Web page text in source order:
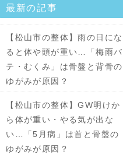
最新の記事
【松山市の整体】雨の日にな
ると体や頭が重い…「梅雨バ
テ・むくみ」は骨盤と背骨の
ゆがみが原因？
【松山市の整体】GW明けか
ら体が重い・やる気が出な
い…「5月病」は首と骨盤の
ゆがみが原因？